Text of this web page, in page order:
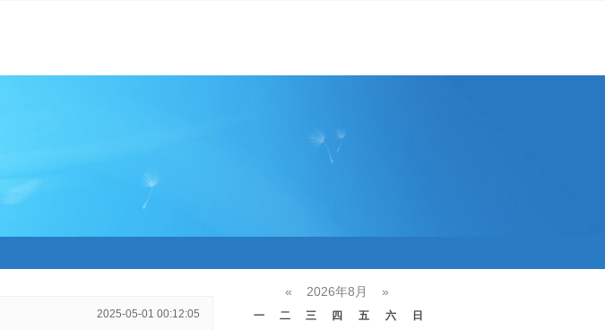
2025-05-01 00:12:05
« 2026年8月 »
一 二 三 四 五 六 日